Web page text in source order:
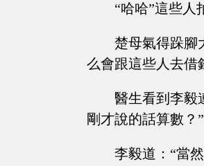
“哈哈”這些人
楚母氣得跺腳
么會跟這些人去借
醫生看到李毅
剛才說的話算數？”
李毅道：“當